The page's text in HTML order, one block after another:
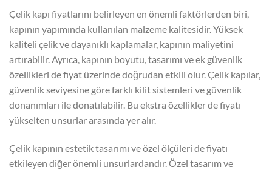
Çelik kapı fiyatlarını belirleyen en önemli faktörlerden biri,
kapının yapımında kullanılan malzeme kalitesidir. Yüksek
kaliteli çelik ve dayanıklı kaplamalar, kapının maliyetini
artırabilir. Ayrıca, kapının boyutu, tasarımı ve ek güvenlik
özellikleri de fiyat üzerinde doğrudan etkili olur. Çelik kapılar,
güvenlik seviyesine göre farklı kilit sistemleri ve güvenlik
donanımları ile donatılabilir. Bu ekstra özellikler de fiyatı
yükselten unsurlar arasında yer alır.
Çelik kapının estetik tasarımı ve özel ölçüleri de fiyatı
etkileyen diğer önemli unsurlardandır. Özel tasarım ve